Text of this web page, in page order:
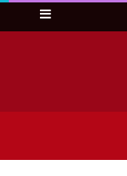
Sidebar